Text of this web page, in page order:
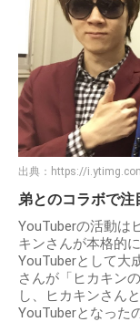
出典： https://
弟とのコラボで
YouTuberの活動は
キンさんが本格的
YouTuberとして大
さんが「ヒカキン
し、ヒカキンさん
YouTuberとなった